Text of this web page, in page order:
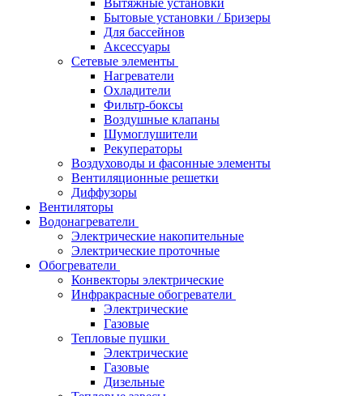
Вытяжные установки
Бытовые установки / Бризеры
Для бассейнов
Аксессуары
Сетевые элементы
Нагреватели
Охладители
Фильтр-боксы
Воздушные клапаны
Шумоглушители
Рекуператоры
Воздуховоды и фасонные элементы
Вентиляционные решетки
Диффузоры
Вентиляторы
Водонагреватели
Электрические накопительные
Электрические проточные
Обогреватели
Конвекторы электрические
Инфракрасные обогреватели
Электрические
Газовые
Тепловые пушки
Электрические
Газовые
Дизельные